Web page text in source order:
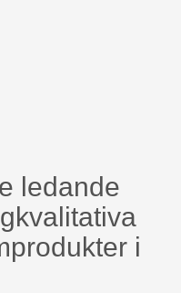
ledande
i